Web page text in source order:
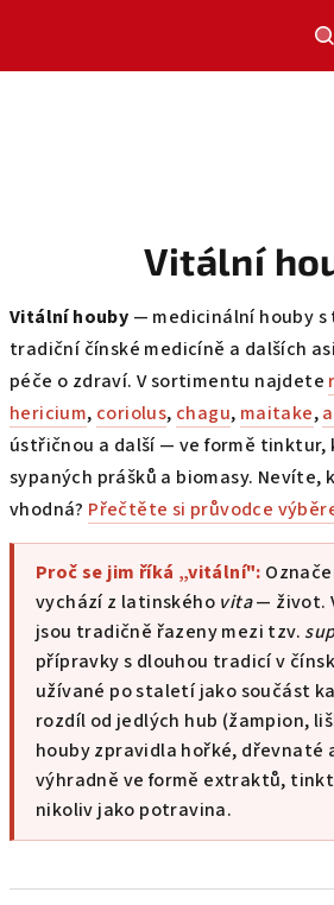
Vitální
Vitální houby — medicinální houby
tradiční čínské medicíně a dalších
péče o zdraví. V sortimentu najdete
hericium, coriolus, chagu, maitake,
ústřičnou a další — ve formě
sypaných prášků a biomasy. Nevíte,
vhodná? Přečtěte si průvodce
Proč se jim říká „vitální":
vychází z latinského vita— život.
jsou tradičně řazeny mezi tzv.
přípravky s dlouhou tradicí v
užívané po staletí jako součást
rozdíl od jedlých hub (žampion,
houby zpravidla hořké, dřevnaté
výhradně ve formě extraktů,
nikoliv jako potravina.